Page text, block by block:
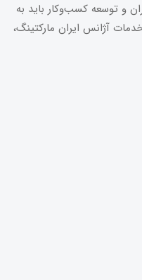
و توسعه کسب‌وکار باید به
آژانس ایران مارکتینگ،